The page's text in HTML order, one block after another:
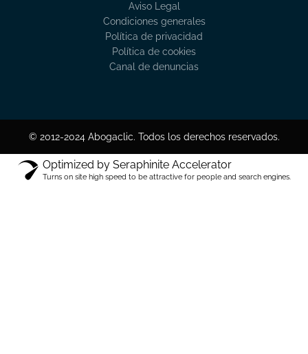
Aviso Legal
Condiciones generales
Política de privacidad
Política de cookies
Canal de denuncias
© 2012-2024 Abogaclic. Todos los derechos reservados.
Optimized by Seraphinite Accelerator
Turns on site high speed to be attractive for people and search engines.